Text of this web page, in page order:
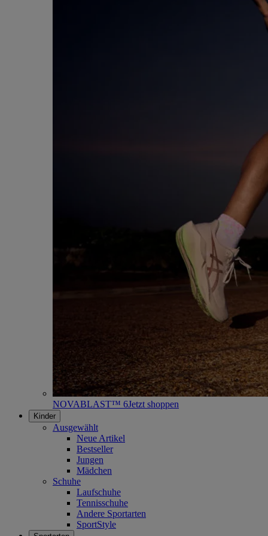
NOVABLAST™ 6Jetzt shoppen
Kinder
Ausgewählt
Neue Artikel
Bestseller
Jungen
Mädchen
Schuhe
Laufschuhe
Tennisschuhe
Andere Sportarten
SportStyle